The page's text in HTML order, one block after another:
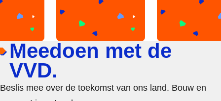
Meedoen met de
VVD.
Beslis mee over de toekomst van ons land. Bouw en